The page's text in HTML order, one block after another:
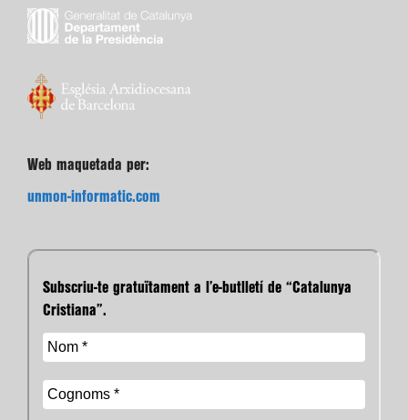
Web maquetada per:
unmon-informatic.com
Subscriu-te gratuïtament a l’e-butlletí de “Catalunya
Cristiana”.